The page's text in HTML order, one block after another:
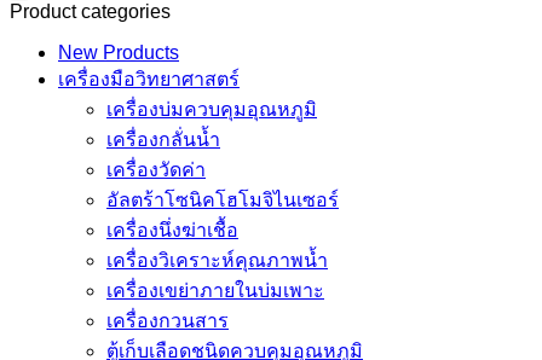
Product categories
New Products
เครื่องมือวิทยาศาสตร์
เครื่องบ่มควบคุมอุณหภูมิ
เครื่องกลั่นน้ำ
เครื่องวัดค่า
อัลตร้าโซนิคโฮโมจิไนเซอร์
เครื่องนึ่งฆ่าเชื้อ
เครื่องวิเคราะห์คุณภาพน้ำ
เครื่องเขย่าภายในบ่มเพาะ
เครื่องกวนสาร
ตู้เก็บเลือดชนิดควบคุมอุณหภูมิ